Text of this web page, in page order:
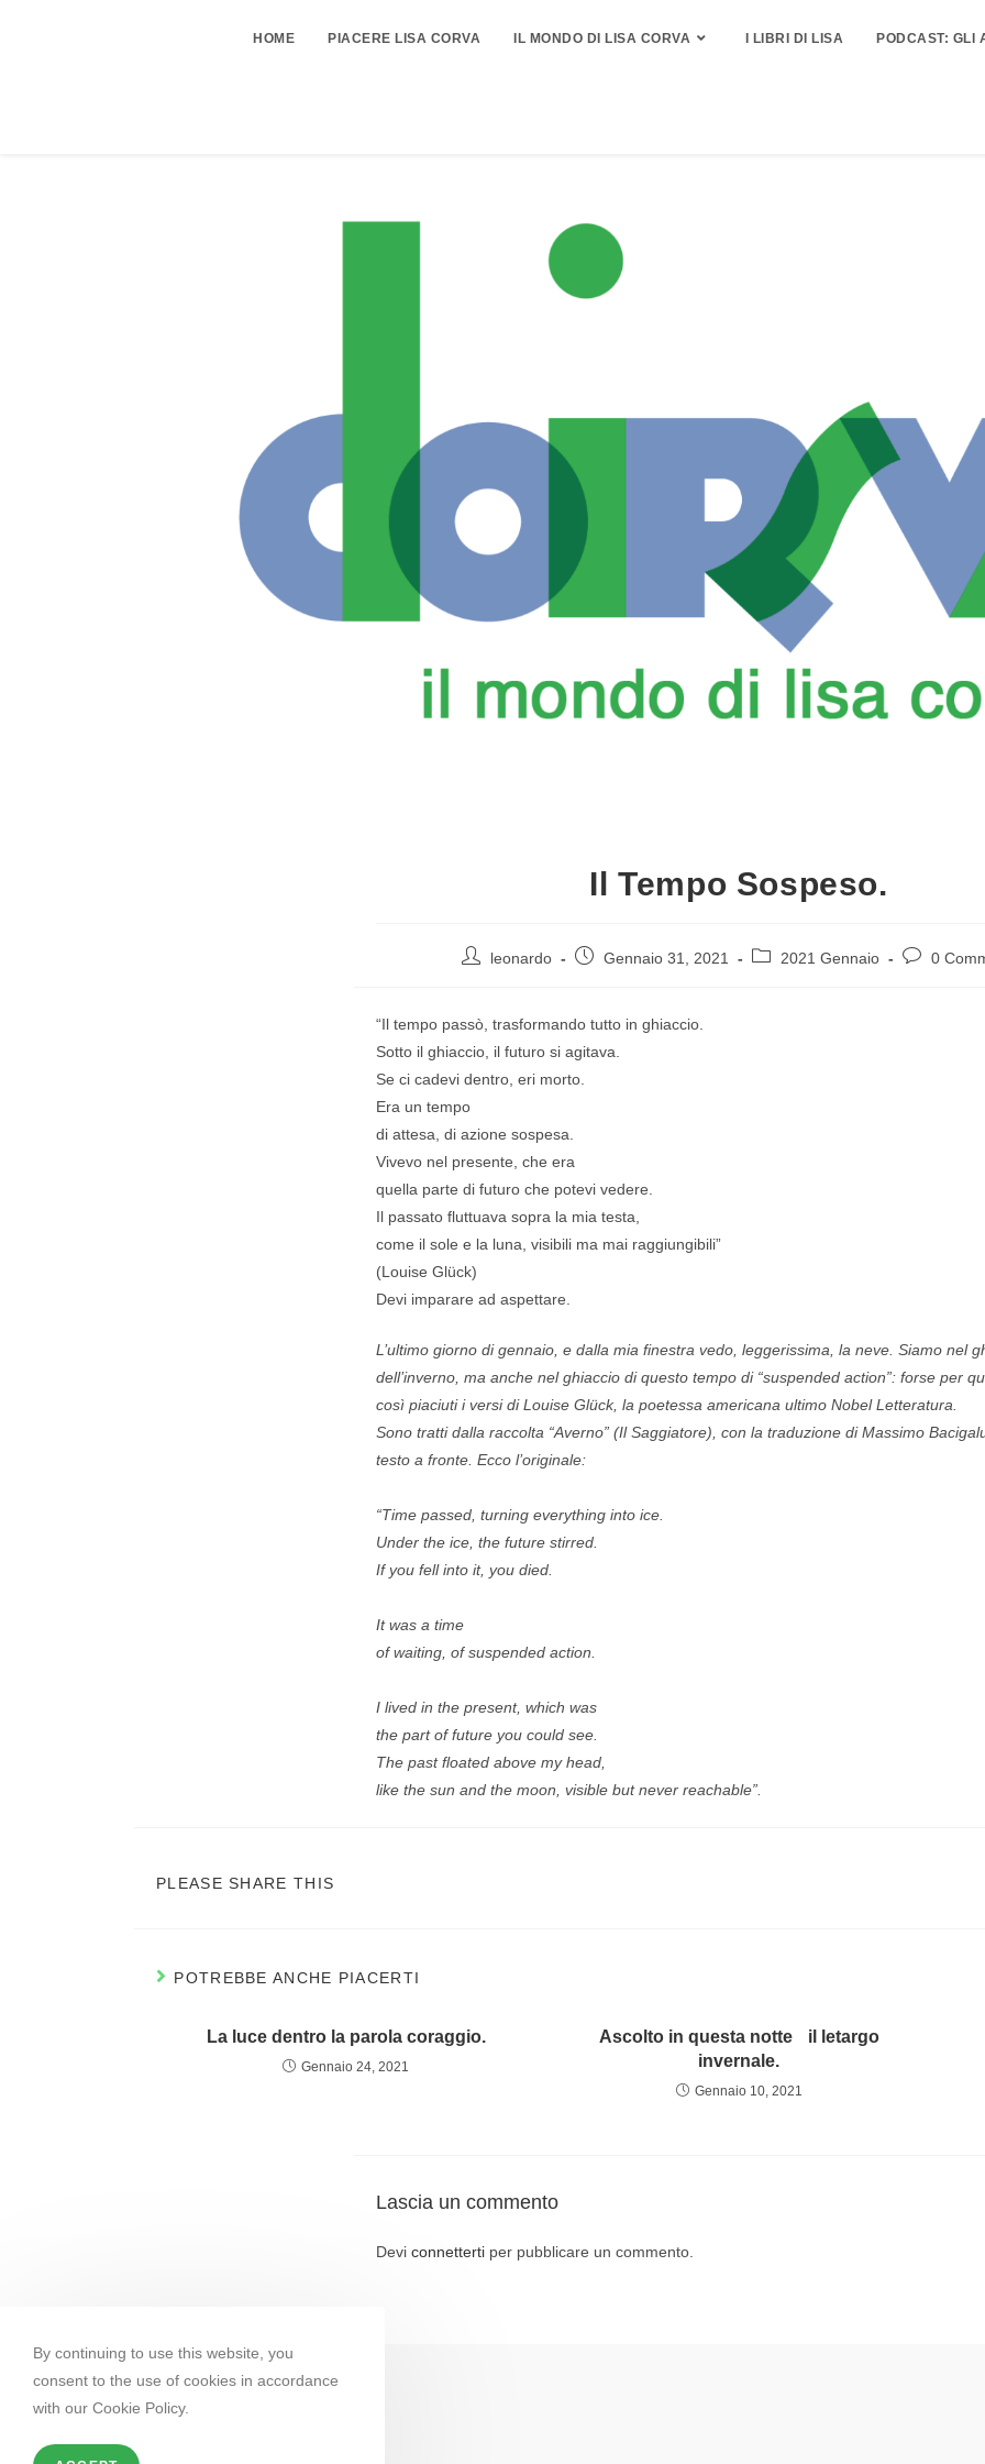
HOME PIACERE LISA CORVA IL MONDO DI LISA CORVA I LIBRI DI LISA PODCAST: GLI
Il Tempo Sospeso.
leonardo Gennaio 31, 2021 2021 Gennaio 0
“Il tempo passò, trasformando tutto in ghiaccio.
Sotto il ghiaccio, il futuro si agitava.
Se ci cadevi dentro, eri morto.
Era un tempo
di attesa, di azione sospesa.
Vivevo nel presente, che era
quella parte di futuro che potevi vedere.
Il passato fluttuava sopra la mia testa,
come il sole e la luna, visibili ma mai raggiungibili”
(Louise Glück)
Devi imparare ad aspettare.
L’ultimo giorno di gennaio, e dalla mia finestra vedo, leggerissima, la neve. Siamo nel
dell’inverno, ma anche nel ghiaccio di questo tempo di “suspended action”: forse per
così piaciuti i versi di Louise Glück, la poetessa americana ultimo Nobel Letteratura.
Sono tratti dalla raccolta “Averno” (Il Saggiatore), con la traduzione di Massimo
testo a fronte. Ecco l’originale:
“Time passed, turning everything into ice.
Under the ice, the future stirred.
If you fell into it, you died.
It was a time
of waiting, of suspended action.
I lived in the present, which was
the part of future you could see.
The past floated above my head,
like the sun and the moon, visible but never reachable”.
PLEASE SHARE THIS
POTREBBE ANCHE PIACERTI
La luce dentro la parola coraggio.
Gennaio 24, 2021
Ascolto in questa notte il letargo
invernale.
Gennaio 10, 2021
Lascia un commento
Devi connetterti per pubblicare un commento.
By continuing to use this website, you
consent to the use of cookies in accordance
with our Cookie Policy.